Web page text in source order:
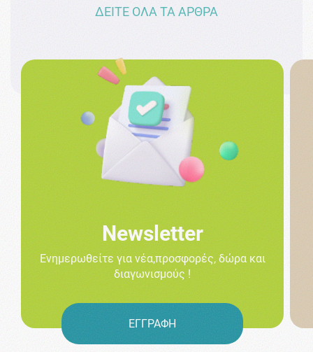
ΔΕΙΤΕ ΟΛΑ ΤΑ ΑΡΘΡΑ
Newsletter
Ενημερωθείτε για νέα,προσφορές, δώρα και
διαγωνισμούς !
ΕΓΓΡΑΦΗ